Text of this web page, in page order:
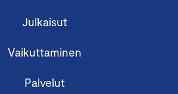
Julkaisut
Vaikuttaminen
Palvelut